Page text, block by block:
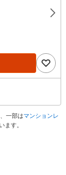
一部はマンションレ
す。